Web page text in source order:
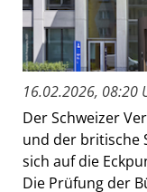
16.02.2026, 08:20
Der Schweizer
und der britische
sich auf die
Die Prüfung der